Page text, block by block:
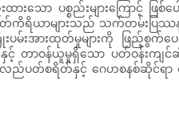
သော ပစ္စည်းများကြောင့် ဖ
ကိရိယာများသည် သက်တမ်းပြဿန
အားထုတ်မှုများကို ဖြည့်စွက်ပေ
နှင့် တာဝန်ယူမှုရှိသော ပတ်ဝန်းက
ည်ပတ်စရိတ်နှင့် ဂေဟစနစ်ဆိုင်ရာ